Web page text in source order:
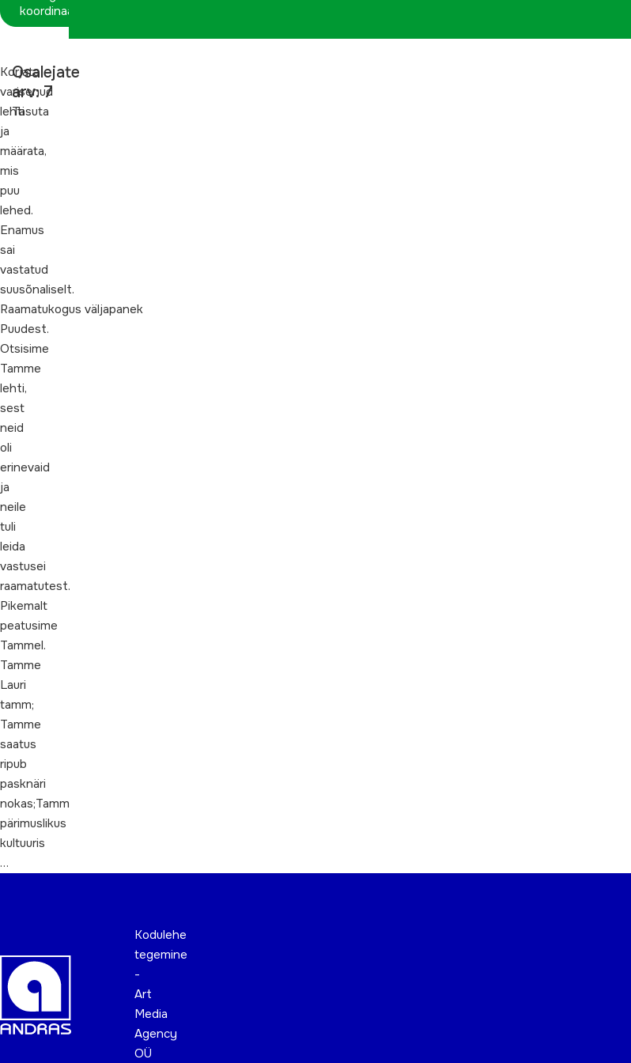
koordinaatorina
Korjata
varisenud
lehti
ja
määrata,
mis
puu
lehed.
Enamus
sai
vastatud
suusõnaliselt.
Raamatukogus väljapanek
Puudest.
Otsisime
Tamme
lehti,
sest
neid
oli
erinevaid
ja
neile
tuli
leida
vastusei
raamatutest.
Pikemalt
peatusime
Tammel.
Tamme
Lauri
tamm;
Tamme
saatus
ripub
pasknäri
nokas;Tamm
pärimuslikus
kultuuris
…
Osalejate
arv: 7
Tasuta
Kodulehe
tegemine
-
Art
Media
Agency
OÜ